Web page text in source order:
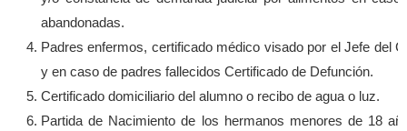
abandonadas.
Padres enfermos, certificado médico visado por el Jefe del
y en caso de padres fallecidos Certificado de Defunción.
Certificado domiciliario del alumno o recibo de agua o luz.
Partida de Nacimiento de los hermanos menores de 18